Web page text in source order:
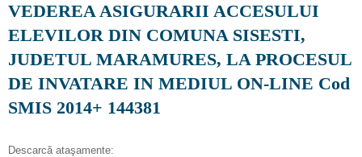
VEDEREA ASIGURARII ACCESULUI
ELEVILOR DIN COMUNA SISESTI,
JUDETUL MARAMURES, LA PROCESUL
DE INVATARE IN MEDIUL ON-LINE Cod
SMIS 2014+ 144381
Descarcă ataşamente: